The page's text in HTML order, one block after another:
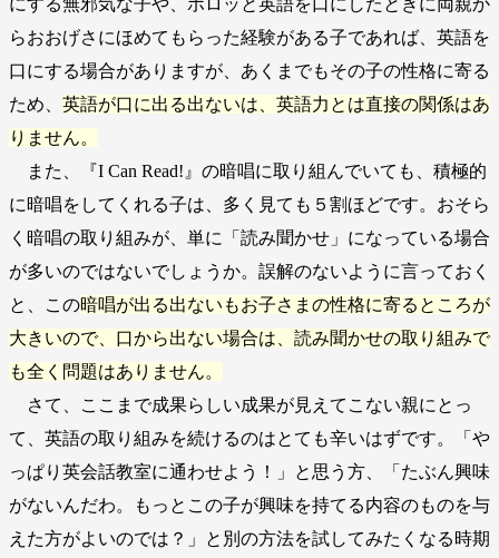
にする無邪気な子や、ポロッと英語を口にしたときに両親か
らおおげさにほめてもらった経験がある子であれば、英語を
口にする場合がありますが、あくまでもその子の性格に寄る
ため、 英語が口に出る出ないは、英語力とは直接の関係はあ
りません。
また、『I Can Read!』の暗唱に取り組んでいても、積極的
に暗唱をしてくれる子は、多く見ても５割ほどです。おそら
く暗唱の取り組みが、単に「読み聞かせ」になっている場合
が多いのではないでしょうか。誤解のないように言っておく
と、この暗唱が出る出ないもお子さまの性格に寄るところが
大きいので、口から出ない場合は、読み聞かせの取り組みで
も全く問題はありません。
さて、ここまで成果らしい成果が見えてこない親にとっ
て、英語の取り組みを続けるのはとても辛いはずです。「や
っぱり英会話教室に通わせよう！」と思う方、「たぶん興味
がないんだわ。もっとこの子が興味を持てる内容のものを与
えた方がよいのでは？」と別の方法を試してみたくなる時期